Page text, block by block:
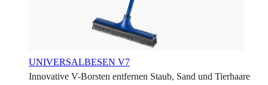
UNIVERSALBESEN V7
Innovative V-Borsten entfernen Staub, Sand und Tierhaare